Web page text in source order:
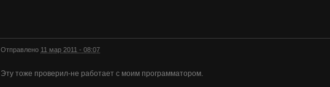
Отправлено 11 мар 2011 - 08:07
Эту тоже проверил-не работает с моим программатором.